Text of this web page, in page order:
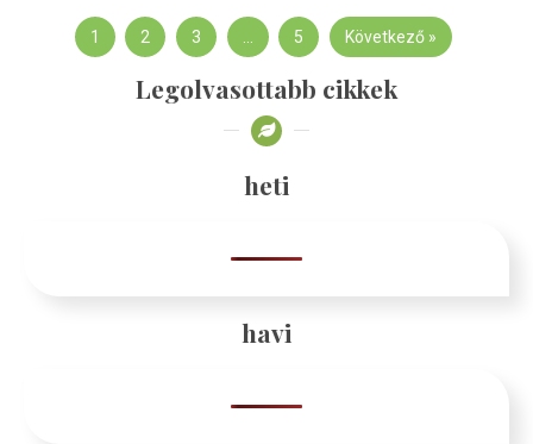
1 2 3 … 5 Következő »
Legolvasottabb cikkek
heti
havi